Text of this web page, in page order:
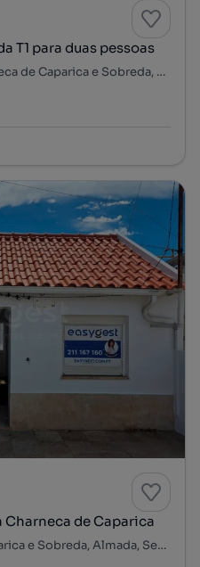
T1 para duas pessoas
Vale Fetal - Vale Rosal, Charneca de Caparica e Sobreda, Almada, Setúbal
Charneca de Caparica
Quintinhas, Charneca de Caparica e Sobreda, Almada, Setúbal